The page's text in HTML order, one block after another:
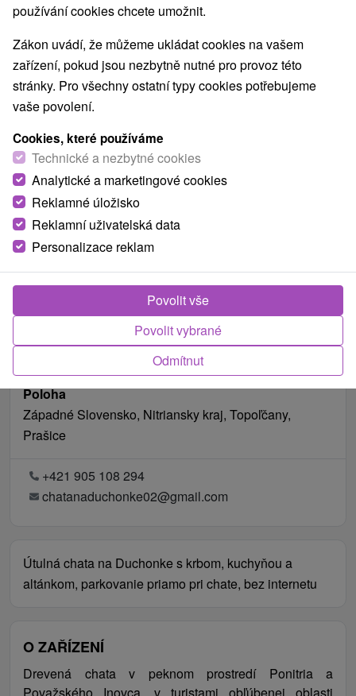
Poloha
Západné Slovensko, Nitriansky kraj, Topoľčany,
Prašice
+421 905 108 294
chatanaduchonke02@gmail.com
Útulná chata na Duchonke s krbom, kuchyňou a
altánkom, parkovanie priamo pri chate, bez internetu
O ZAŘÍZENÍ
Drevená chata v peknom prostredí Ponitria a
používání cookies chcete umožnit.
Zákon uvádí, že můžeme ukládat cookies na vašem
zařízení, pokud jsou nezbytně nutné pro provoz této
stránky. Pro všechny ostatní typy cookies potřebujeme
vaše povolení.
Cookies, které používáme
Technické a nezbytné cookies
Analytické a marketingové cookies
Reklamné úložisko
Reklamní uživatelská data
Personalizace reklam
Odmítnut
Povolit vybrané
Povolit vše